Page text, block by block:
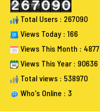
Total Users : 267090
Views Today : 166
Views This Month : 4877
Views This Year : 90636
Total views : 538970
Who's Online : 3